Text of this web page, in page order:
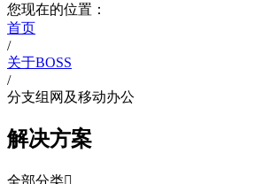
您现在的位置：
首页
/
关于BOSS
/
分支组网及移动办公
解决方案
全部分类